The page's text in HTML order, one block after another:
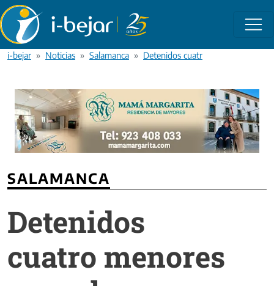
Pasar al contenido principal
i-bejar Noticias Salamanca Detenidos cuatro menores por
SALAMANCA
Detenidos
cuatro menores